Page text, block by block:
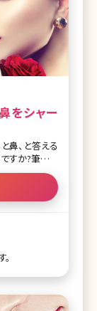
をシャー
鼻、と答える
すか?筆者も
し小さかっ
のではないで
を小さくする
鼻が大きい
側法 2-2.フ
いて 2-4.失